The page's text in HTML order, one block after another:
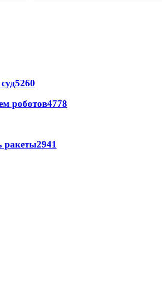
5260
роботов4778
ракеты2941